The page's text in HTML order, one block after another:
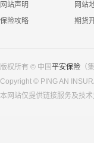
网站声明 网站
保险攻略
期货
版权所有 © 中国平安保险 （
Copyright © PING AN
本网站仅提供链接服务及技